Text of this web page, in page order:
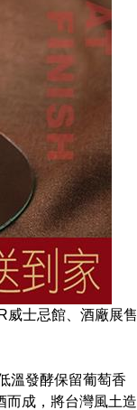
威士忌館、酒廠展售
溫發酵保留葡萄香
而成，將台灣風土造